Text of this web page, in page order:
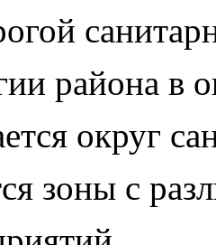
района в
округ
зоны с